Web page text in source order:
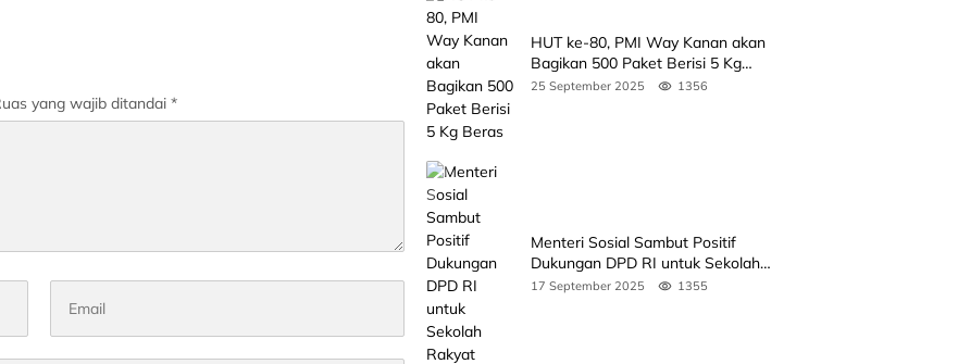
yang wajib ditandai *
HUT ke-80, PMI Way Kanan akan
Bagikan 500 Paket Berisi 5 Kg
Beras
25 September 2025 1356
Menteri Sosial Sambut Positif
Dukungan DPD RI untuk Sekolah
Rakyat
17 September 2025 1355